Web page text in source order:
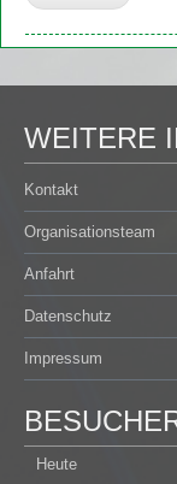
WEITERE
Kontakt
Organisationsteam
Anfahrt
Datenschutz
Impressum
Heute